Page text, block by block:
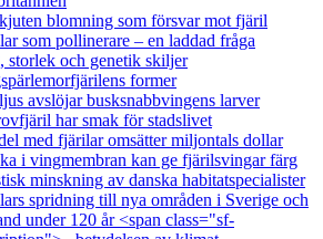
blomning som försvar mot fjäril
som pollinerare – en laddad fråga
storlek och genetik skiljer
former
avslöjar busksnabbvingens larver
har smak för stadslivet
med fjärilar omsätter miljontals dollar
i vingmembran kan ge fjärilsvingar färg
minskning av danska habitatspecialister
spridning till nya områden i Sverige och
under 120 år <span class="sf-